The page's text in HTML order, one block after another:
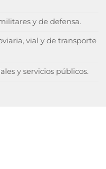
y de defensa.
vial y de transporte
y servicios públicos.